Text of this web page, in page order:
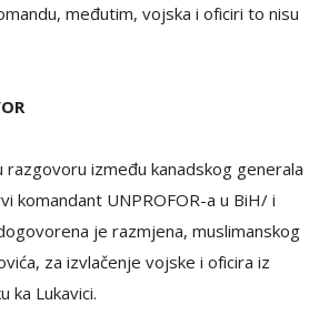
međutim, vojska i oficiri to nisu
razgovoru između kanadskog generala
komandant UNPROFOR-a u BiH/ i
je razmjena, muslimanskog
za izvlačenje vojske i oficira iz
ka Lukavici.